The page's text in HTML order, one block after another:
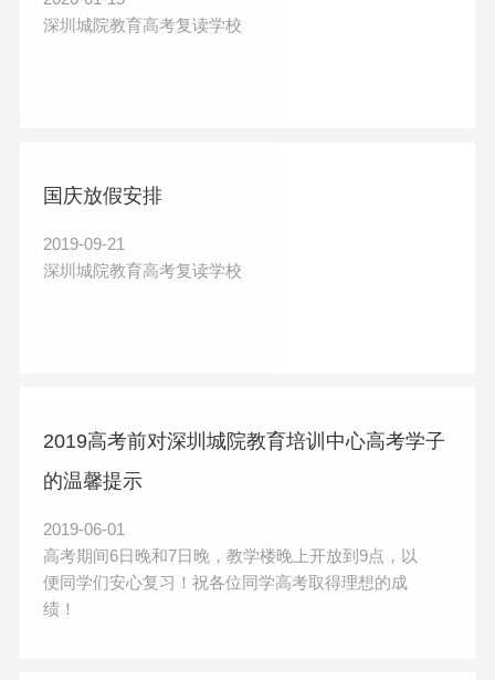
深圳城院教育高考复读学校
国庆放假安排
2019-09-21
深圳城院教育高考复读学校
2019高考前对深圳城院教育培训中心高考学子
的温馨提示
2019-06-01
高考期间6日晚和7日晚，教学楼晚上开放到9点，以
便同学们安心复习！祝各位同学高考取得理想的成
绩！